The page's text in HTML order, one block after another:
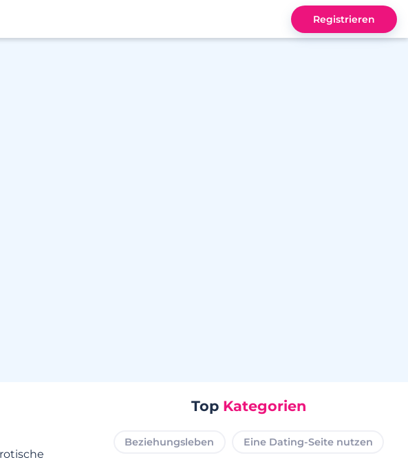
Registrieren
Top Kategorien
Beziehungsleben Eine Dating-Seite nutzen